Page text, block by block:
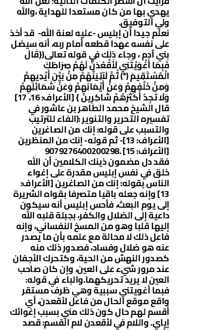
يهدي بها من كان مستعدا للهداية ،والله
ولي التوفيق.
نعلم جيدا أن إبليس -عليه لعنة الله- قد أخذ
على نفسه عهدا قطعه أمام ربه، أنه سيضل
بني آدم ، وجاء ذلك في قوله تعالى({قَالَ
فَبِمَا أَغْوَيْتَنِي لَأَقْعُدَنَّ لَهُمْ صِرَاطَكَ
الْمُسْتَقِيمَ (*) ثُمَّ لَآتِيَنَّهُمْ مِنْ بَيْنِ أَيْدِيهِمْ
وَمِنْ خَلْفِهِمْ وَعَنْ أَيْمَانِهِمْ وَعَنْ شَمَائِلِهِمْ
وَلَا تَجِدُ أَكْثَرَهُمْ شَاكِرِينَ } [الأعراف: 16، 17]
قال الشيخ محمد الطاهر بن عاشور في
تفسيره التحرير والتنوير :(الفاء للترتيب
والتسبب على قوله: إنك من الصاغرين
[الأعراف: 13]- ثم قوله- إنك من المنظرين
[الأعراف: 15] .9079276400200298
فقد دل مضمون ذينك الكلامين أن الله
خلق في نفس إبليس مقدرة على إغواء
الناس بقوله: إنك من الصاغرين [الأعراف:
13] وإنه جعله باقيا متصرفا بقواه الشريرة
إلى يوم البعث، فأحس إبليس أنه سيكون
داعية إلى الضلال والكفر، بجبلة قلبه الله
إليها قلبا وهو من المسخ النفساني، وإنه
فاعل ذلك لا محالة مع علمه بأن ما يصدر
عنه هو ضلال وفساد، فصدور ذلك منه
كصدور النهش من الحية، وكتحرك الأجفان
عند مرور شيء على العين، وإن كان صاحب
العين لا يريد تحريكهما.والباء في قوله:
فبما أغويتني سببية وهي ظرف مستقر
واقع موقع الحال من فاعل لأقعدن، أي
أقسم لهم حال كون ذلك مني بسبب إغوائك
إياي. واللام في لأقعدن لام القسم: قصد